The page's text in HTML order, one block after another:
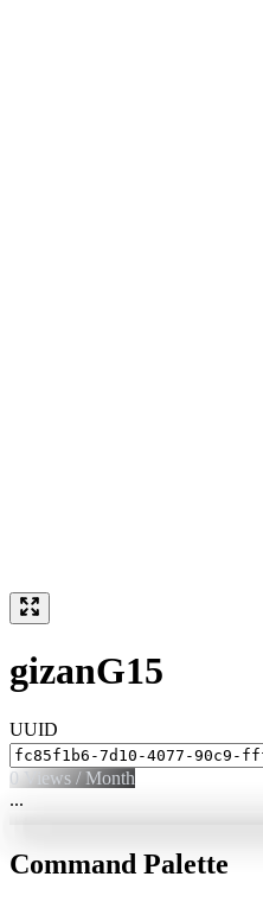
gizanG15
UUID
0 Views / Month
...
Command Palette